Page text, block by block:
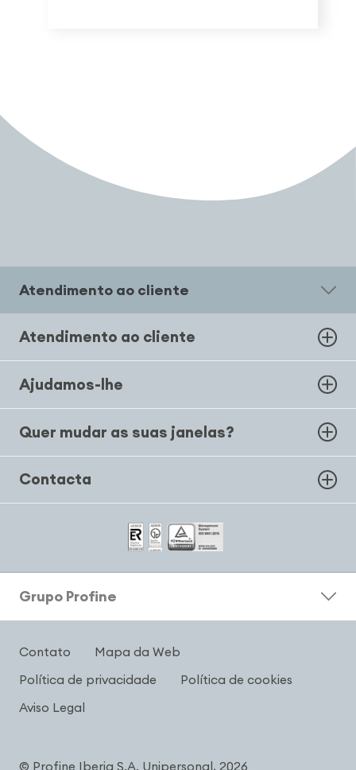
Atendimento ao cliente
Atendimento ao cliente
Ajudamos-lhe
Quer mudar as suas janelas?
Contacta
Grupo Profine
Contato
Mapa da Web
Política de privacidade
Política de cookies
Aviso Legal
© Profine Iberia S.A. Unipersonal, 2026